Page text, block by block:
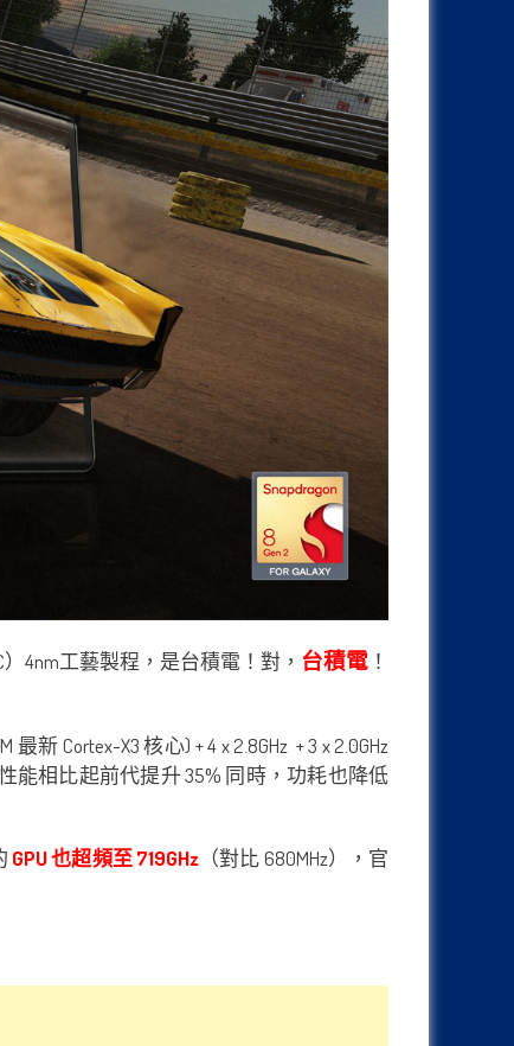
）4nm工藝製程，是台積電！對， 台積電 ！
新 Cortex-X3 核心) + 4 x 2.8GHz + 3 x 2.0GHz
性能相比起前代提升 35% 同時，功耗也降低
GPU 也超頻至 719GHz（對比 680MHz），官